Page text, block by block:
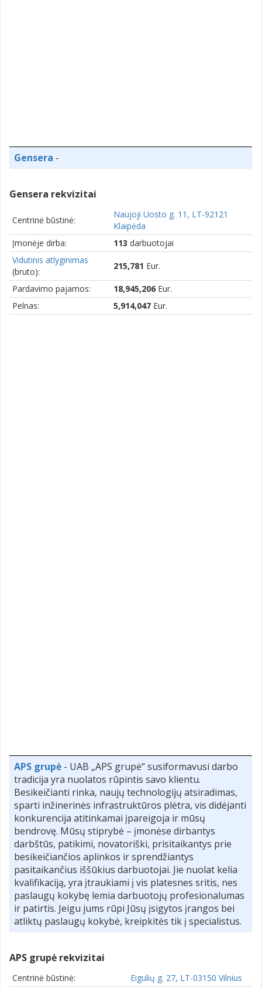
Gensera -
Gensera rekvizitai
Centrinė būstinė:
Naujoji Uosto g. 11, LT-92121
Klaipėda
Įmonėje dirba:
113 darbuotojai
Vidutinis atlyginimas
(bruto):
215,781 Eur.
Pardavimo pajamos: 18,945,206 Eur.
Pelnas:
5,914,047 Eur.
APS grupė - UAB „APS grupė“ susiformavusi darbo
tradicija yra nuolatos rūpintis savo klientu.
Besikeičianti rinka, naujų technologijų atsiradimas,
sparti inžinerinės infrastruktūros plėtra, vis didėjanti
konkurencija atitinkamai įpareigoja ir mūsų
bendrovę. Mūsų stiprybė – įmonėse dirbantys
darbštūs, patikimi, novatoriški, prisitaikantys prie
besikeičiančios aplinkos ir sprendžiantys
pasitaikančius iššūkius darbuotojai. Jie nuolat kelia
kvalifikaciją, yra įtraukiami į vis platesnes sritis, nes
paslaugų kokybę lemia darbuotojų profesionalumas
ir patirtis. Jeigu jums rūpi Jūsų įsigytos įrangos bei
atliktų paslaugų kokybė, kreipkitės tik į specialistus.
APS grupė rekvizitai
Centrinė būstinė:
Eigulių g. 27, LT-03150 Vilnius